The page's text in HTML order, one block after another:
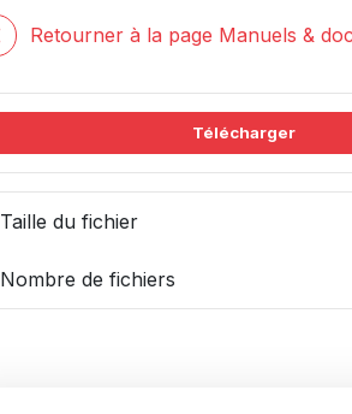
Retourner à la page Manuels &
Télécharger
Taille du fichier
Nombre de fichiers